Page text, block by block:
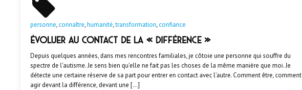
personne,connaître,humanité,transformation,confiance
Évoluer au contact de la « différence »
Depuis quelques années, dans mes rencontres familiales, je côtoie une personne qui souffre du
spectre de l’autisme. Je sens bien qu’elle ne fait pas les choses de la même manière que moi. Je
détecte une certaine réserve de sa part pour entrer en contact avec l’autre. Comment être, comment
agir devant la différence, devant une […]